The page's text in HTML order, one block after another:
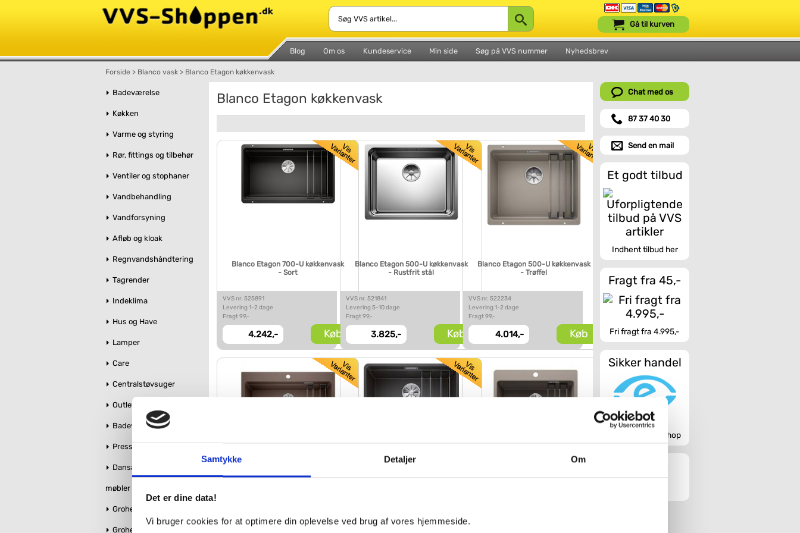
Samtykke Detaljer Om
Det er dine data!
Vi bruger cookies for at optimere din oplevelse ved brug af vores hjemmeside.
Blog Om os Kundeservice Min side Søg på VVS nummer Nyhedsbrev
Gå til kurven
Forside > Blanco vask > Blanco Etagon køkkenvask
Badeværelse
Køkken
Varme og styring
Rør, fittings og tilbehør
Ventiler og stophaner
Vandbehandling
Vandforsyning
Afløb og kloak
Regnvandshåndtering
Tagrender
Indeklima
Hus og Have
Lamper
Care
Centralstøvsuger
Outlet
Badeværelse makeover
Pressalit toiletsæder
Dansani bruseglas &
møbler
Grohe Essence
Grohe QuickFix
Blanco Etagon køkkenvask
Blanco Etagon 700-U køkkenvask
- Sort
VVS nr. 525891
Levering 1-2 dage
Fragt 99,-
4.242,- Køb
Blanco Etagon 500-U køkkenvask
- Rustfrit stål
VVS nr. 521841
Levering 5-10 dage
Fragt 99,-
3.825,- Køb
Blanco Etagon 500-U køkkenvask
- Trøffel
VVS nr. 522234
Levering 1-2 dage
Fragt 99,-
4.014,- Køb
VVS nr. 525196
Levering 5-10 dage
VVS nr. 526343
Levering 1-2 dage
Levering 5-10 dage
Chat med os
87 37 40 30
Send en mail
Et godt tilbud
Indhent tilbud her
Fragt fra 45,-
Fri fragt fra 4.995,-
Sikker handel
Godkendt webshop